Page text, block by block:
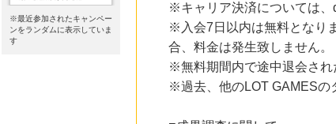
54mile
にお申し込みがありました
※最近参加されたキャンペー
ンをランダムに表示していま
す
※キャリア決済については、
※入会7日以内は無料となり
合、料金は発生致しません。
※無料期間内で途中退会され
※過去、他のLOT GAMESの